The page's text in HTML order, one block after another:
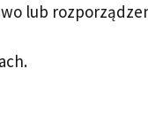
lub